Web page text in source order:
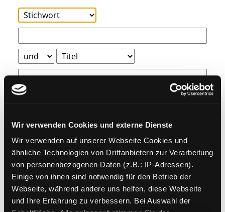
Wir verwenden Cookies und externe Dienste
Wir verwenden auf unserer Webseite Cookies und
ähnliche Technologien von Drittanbietern zur Verarbeitung
von personenbezogenen Daten (z.B.: IP-Adressen).
Einige von ihnen sind notwendig für den Betrieb der
Webseite, während andere uns helfen, diese Webseite
und Ihre Erfahrung zu verbessern. Bei Auswahl der
Weitere Suchkriterien
Erwerbungen der letzten Tage
Jahr von